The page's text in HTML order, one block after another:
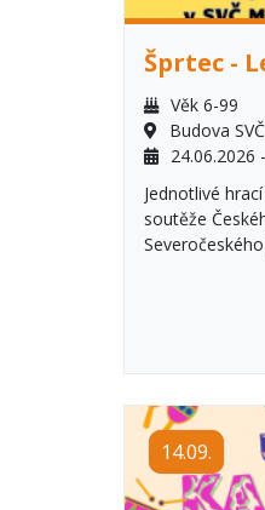
Šprtec -
Věk 6-99
Budova SVČ
24.06.2026
Jednotlivé
soutěže
14.09.